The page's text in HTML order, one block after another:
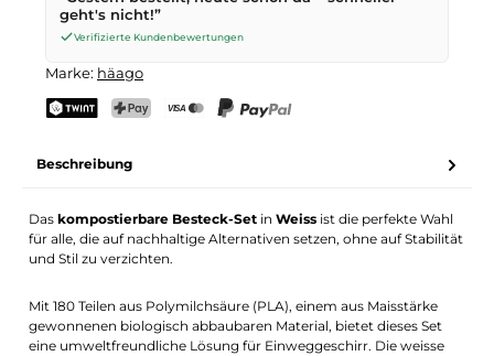
geht's nicht!”
Verifizierte Kundenbewertungen
Marke: häago
Beschreibung
Daskompostierbare Besteck-Set inWeiss ist die perfekte Wahl
für alle, die auf nachhaltige Alternativen setzen, ohne auf Stabilität
und Stil zu verzichten.
Mit 180 Teilen aus Polymilchsäure (PLA), einem aus Maisstärke
gewonnenen biologisch abbaubaren Material, bietet dieses Set
eine umweltfreundliche Lösung für Einweggeschirr. Die weisse